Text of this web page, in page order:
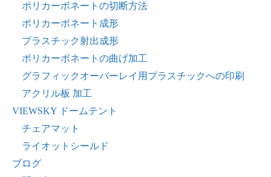
ポリカーボネートの切断方法
ポリカーボネート成形
プラスチック射出成形
ポリカーボネートの曲げ加工
グラフィックオーバーレイ用プラスチックへの印刷
アクリル板 加工
VIEWSKY ドームテント
チェアマット
ライオットシールド
ブログ